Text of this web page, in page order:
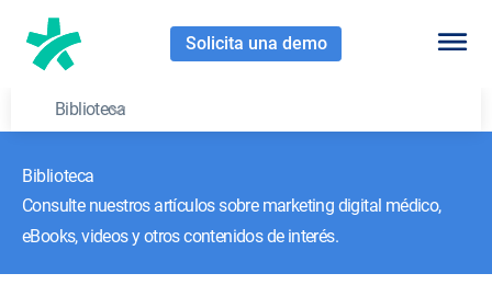
Solicita una demo
Biblioteca
Biblioteca
Consulte nuestros artículos sobre marketing digital médico,
eBooks, videos y otros contenidos de interés.